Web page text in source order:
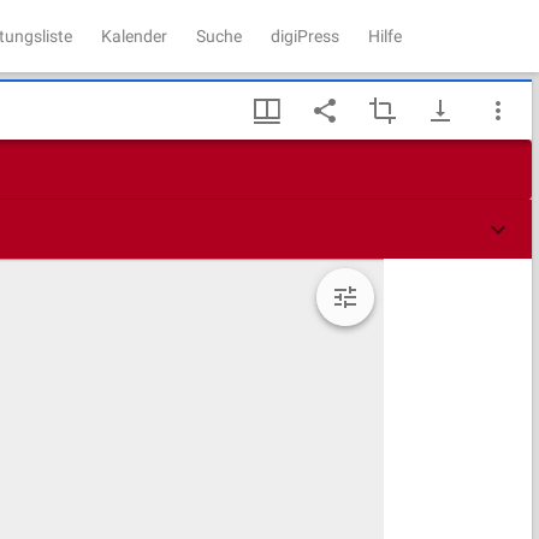
Kalender Suche digiPress Hilfe